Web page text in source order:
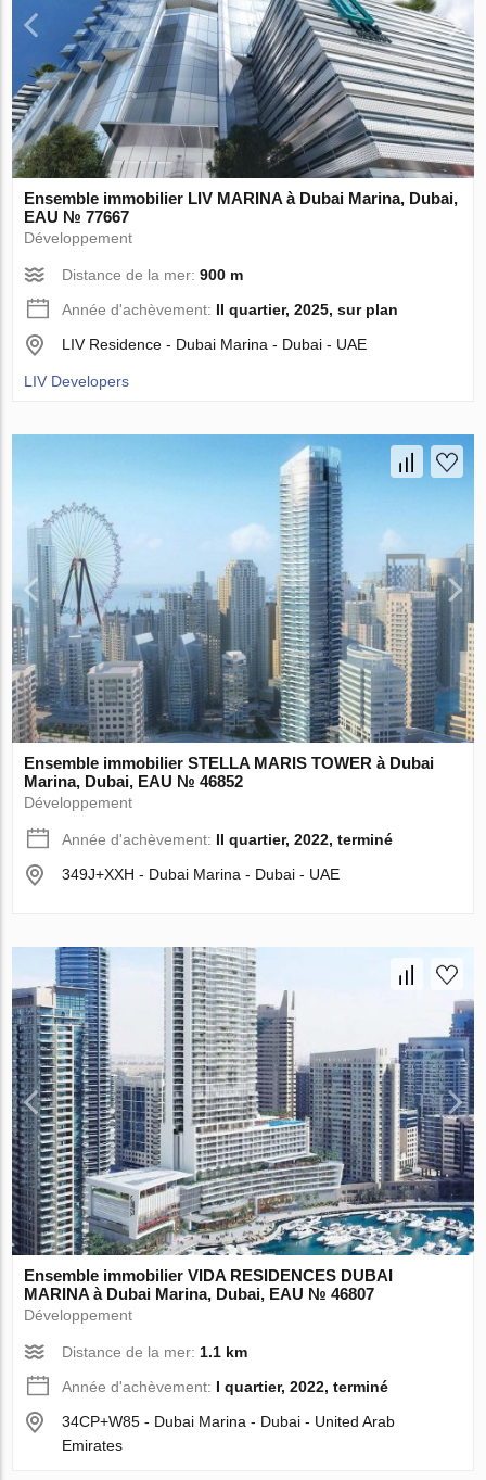
Ensemble immobilier LIV MARINA à Dubai Marina, Dubai,
EAU № 77667
Développement
Distance de la mer:900 m
Année d'achèvement: II quartier, 2025, sur plan
LIV Residence - Dubai Marina - Dubai - UAE
LIV Developers
Ensemble immobilier STELLA MARIS TOWER à Dubai
Marina, Dubai, EAU № 46852
Développement
Année d'achèvement: II quartier, 2022, terminé
349J+XXH - Dubai Marina - Dubai - UAE
Ensemble immobilier VIDA RESIDENCES DUBAI
MARINA à Dubai Marina, Dubai, EAU № 46807
Développement
Distance de la mer: 1.1 km
Année d'achèvement: I quartier, 2022, terminé
34CP+W85 - Dubai Marina - Dubai - United Arab
Emirates